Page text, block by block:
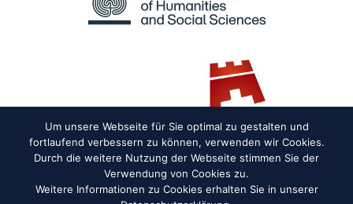
Um unsere Webseite für Sie optimal zu gestalten und
fortlaufend verbessern zu können, verwenden wir Cookies.
Durch die weitere Nutzung der Webseite stimmen Sie der
Verwendung von Cookies zu.
Weitere Informationen zu Cookies erhalten Sie in unserer